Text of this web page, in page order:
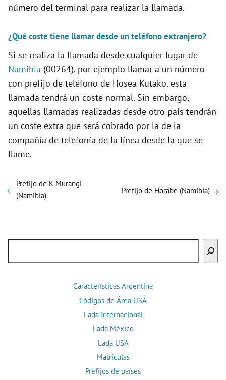
número del terminal para realizar la llamada.
¿Qué coste tiene llamar desde un teléfono extranjero?
Si se realiza la llamada desde cualquier lugar de
Namibia (00264), por ejemplo llamar a un número
con prefijo de teléfono de Hosea Kutako, esta
llamada tendrá un coste normal. Sin embargo,
aquellas llamadas realizadas desde otro país tendrán
un coste extra que será cobrado por la de la
compañía de telefonía de la línea desde la que se
llame.
Prefijo de K Murangi
(Namibia)
Prefijo de Horabe (Namibia)
Características Argentina
Códigos de Área USA
Lada Internacional
Lada México
Lada USA
Matrículas
Prefijos de países